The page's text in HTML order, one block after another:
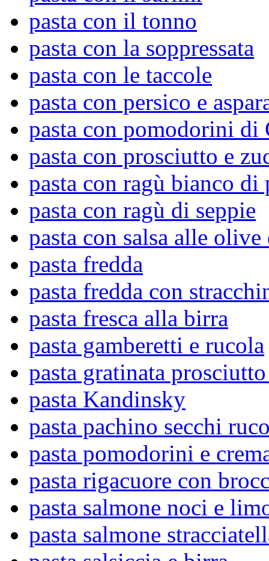
pasta con il tonno
pasta con la soppressata
pasta con le taccole
pasta con persico e
pasta con pomodorini di
pasta con prosciutto e
pasta con ragù bianco di
pasta con ragù di seppie
pasta con salsa alle
pasta fredda
pasta fredda con
pasta fresca alla birra
pasta gamberetti e rucola
pasta gratinata
pasta Kandinsky
pasta pachino secchi
pasta pomodorini e
pasta rigacuore con
pasta salmone noci e
pasta salmone